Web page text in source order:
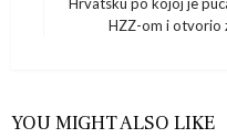
Next
HZZ-om i otvorio
YOU MIGHT ALSO LIKE